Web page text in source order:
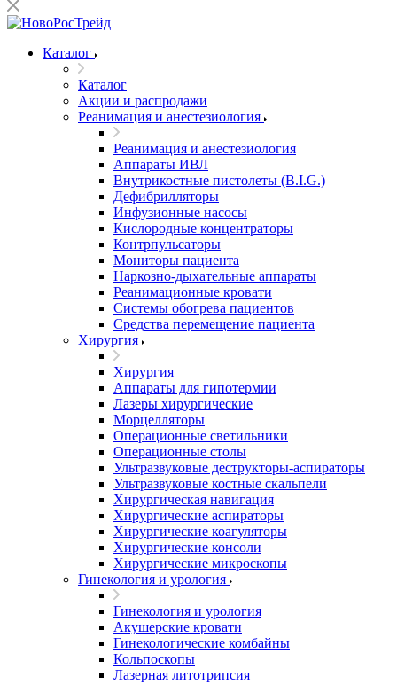
Каталог
Каталог
Акции и распродажи
Реанимация и анестезиология
Реанимация и анестезиология
Аппараты ИВЛ
Внутрикостные пистолеты (B.I.G.)
Дефибрилляторы
Инфузионные насосы
Кислородные концентраторы
Контрпульсаторы
Мониторы пациента
Наркозно-дыхательные аппараты
Реанимационные кровати
Системы обогрева пациентов
Средства перемещение пациента
Хирургия
Хирургия
Аппараты для гипотермии
Лазеры хирургические
Морцелляторы
Операционные светильники
Операционные столы
Ультразвуковые деструкторы-аспираторы
Ультразвуковые костные скальпели
Хирургическая навигация
Хирургические аспираторы
Хирургические коагуляторы
Хирургические консоли
Хирургические микроскопы
Гинекология и урология
Гинекология и урология
Акушерские кровати
Гинекологические комбайны
Кольпоскопы
Лазерная литотрипсия